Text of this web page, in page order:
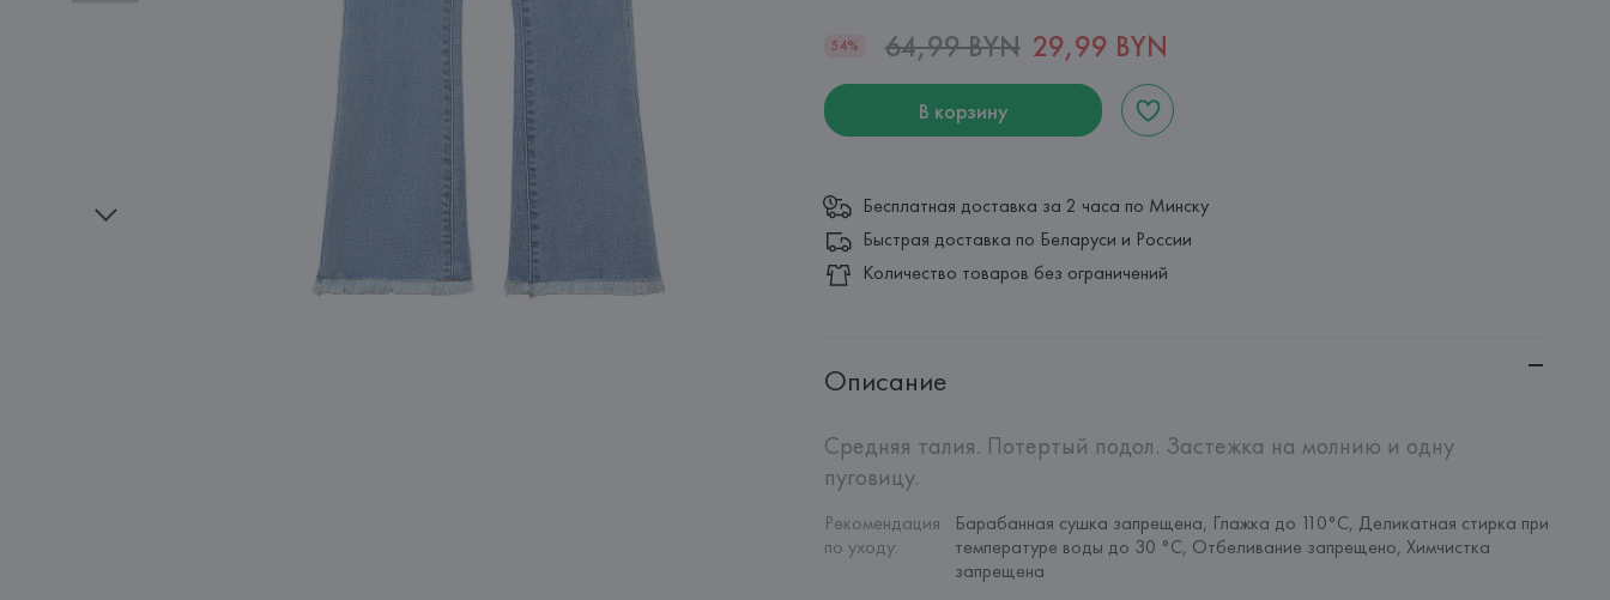
54% 64,99 BYN 29,99 BYN
В корзину
Бесплатная доставка за 2 часа по Минску
Быстрая доставка по Беларуси и России
Количество товаров без ограничений
Описание
Средняя талия. Потертый подол. Застежка на молнию и одну
пуговицу.
Рекомендация
по уходу:
Барабанная сушка запрещена, Глажка до 110°C, Деликатная стирка при
температуре воды до 30 °C, Отбеливание запрещено, Химчистка
запрещена